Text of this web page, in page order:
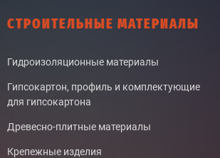
СТРОИТЕЛЬНЫЕ МАТЕРИАЛЫ
Гидроизоляционные материалы
Гипсокартон, профиль и комплектующие
для гипсокартона
Древесно-плитные материалы
Крепежные изделия